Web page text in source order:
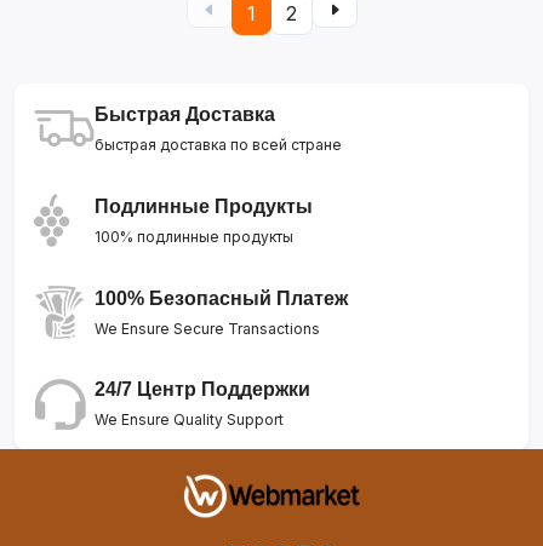
1 2
Быстрая Доставка
быстрая доставка по всей стране
Подлинные Продукты
100% подлинные продукты
100% Безопасный Платеж
We Ensure Secure Transactions
24/7 Центр Поддержки
We Ensure Quality Support